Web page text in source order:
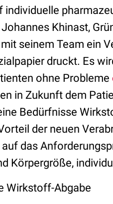
individuelle
Johannes Khinast,
mit seinem Team ein
druckt. Es
ohne Probleme
in Zukunft dem
Bedürfnisse
der neuen
das
Körpergröße,
Wirkstoff-Abgabe